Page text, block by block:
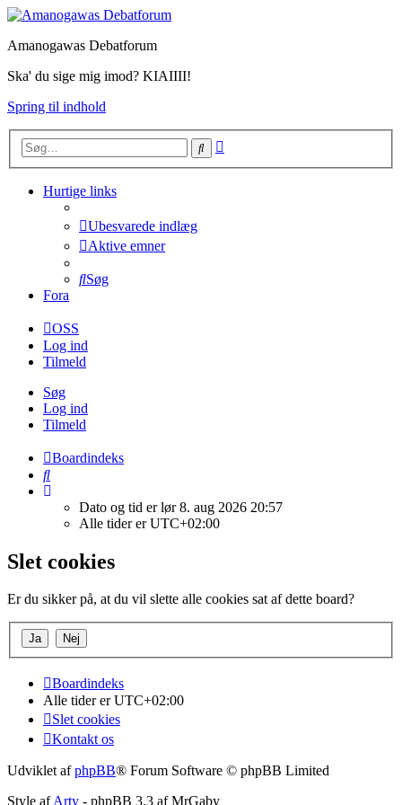
Amanogawas Debatforum
Ska' du sige mig imod? KIAIIII!
Spring til indhold
Søg
Hurtige links
Ubesvarede indlæg
Aktive emner
Søg
Fora
OSS
Log ind
Tilmeld
Søg
Log ind
Tilmeld
Boardindeks
Søg
Dato og tid er lør 8. aug 2026 20:57
Alle tider erUTC+02:00
Slet cookies
Er du sikker på, at du vil slette alle cookies sat af dette board?
Boardindeks
Alle tider erUTC+02:00
Slet cookies
Kontakt os
Udviklet afphpBB® Forum Software © phpBB Limited
Style afArty - phpBB 3.3 af MrGaby